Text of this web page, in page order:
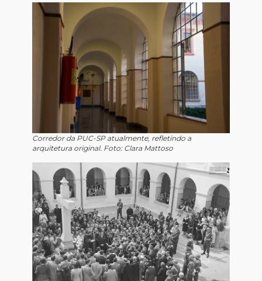
Corredor da PUC-SP atualmente, refletindo a
arquitetura original. Foto: Clara Mattoso